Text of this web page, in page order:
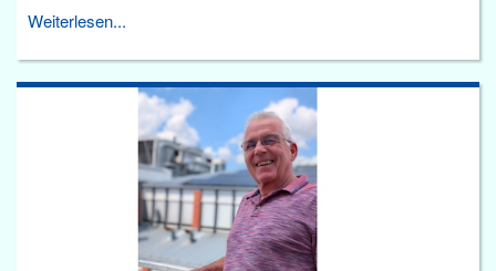
Weiterlesen...